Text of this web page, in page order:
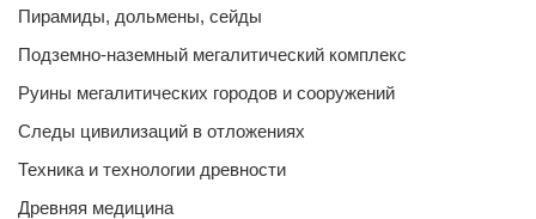
Пирамиды, дольмены, сейды
Подземно-наземный мегалитический комплекс
Руины мегалитических городов и сооружений
Следы цивилизаций в отложениях
Техника и технологии древности
Древняя медицина